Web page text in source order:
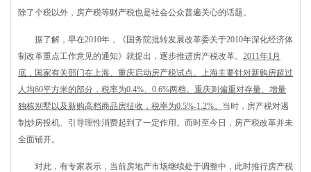
除了个税以外，房产税等财产税也是社会公众普遍关心的话题。
据了解，早在2010年，《国务院批转发展改革委关于2010年深化经济体
制改革重点工作意见的通知》就提出，逐步推进房产税改革。 2011年1月
底，国家有关部门在上海、重庆启动房产税试点。上海主要针对新购房超过
人均60平方米的部分，税率为0.4%、0.6%两档。重庆则偏重对存量、增量
独栋别墅以及新购高档商品房征收，税率为0.5%-1.2%。 当时，房产税对遏
制炒房投机、引导理性消费起到了一定作用。而时至今日，房产税改革并未
全面铺开。
对此，有专家表示，当前房地产市场继续处于调整中，此时推行房产税